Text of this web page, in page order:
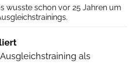
wusste schon vor 25 Jahren um
als